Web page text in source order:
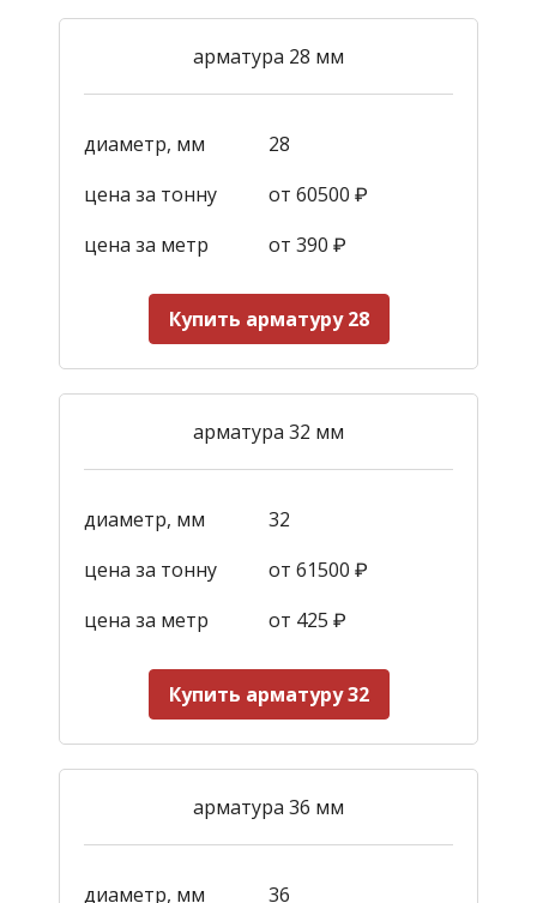
арматура 28 мм
диаметр, мм
28
цена за тонну
от 60500 ₽
цена за метр
от 390 ₽
Купить арматуру 28
арматура 32 мм
диаметр, мм
32
цена за тонну
от 61500 ₽
цена за метр
от 425 ₽
Купить арматуру 32
арматура 36 мм
диаметр, мм 36